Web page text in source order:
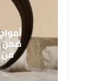
ضمن
من